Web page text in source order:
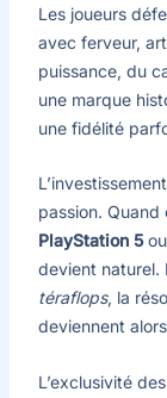
Les joueurs
avec ferveur,
puissance, du
une marque
une fidélité
passion.
PlayStation 5
devient naturel.
téraflops, la
deviennent
L’exclusivité